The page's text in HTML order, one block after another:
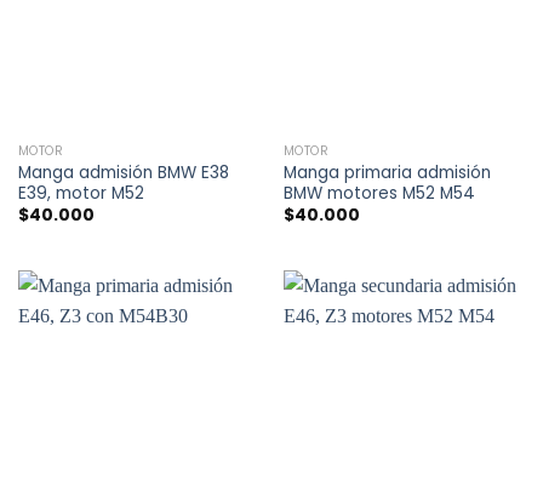
MOTOR
Manga admisión BMW E38
E39, motor M52
$40.000
MOTOR
Manga primaria admisión
BMW motores M52 M54
$40.000